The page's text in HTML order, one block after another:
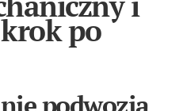
po